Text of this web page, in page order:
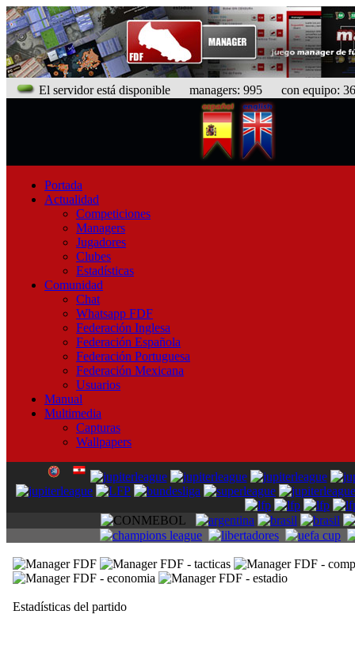
El servidor está disponible managers: 995 con equipo:
Portada
Actualidad
Competiciones
Managers
Jugadores
Clubes
Estadísticas
Comunidad
Chat
Whatsapp FDF
Federación Inglesa
Federación Española
Federación Portuguesa
Federación Mexicana
Usuarios
Manual
Multimedia
Capturas
Wallpapers
Estadísticas del partido